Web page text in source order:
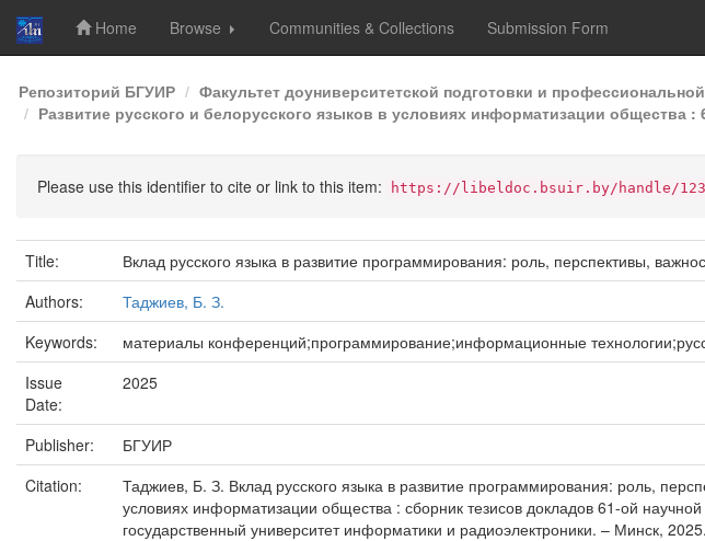
Skip
navigation
Home Browse Communities & Collections Submission Form
Репозиторий БГУИР Факультет доуниверситетской подготовки и
Развитие русского и белорусского языков в условиях информатизации общества
Please use this identifier to cite or link to this item: https://libeldoc.bsuir.by/handle/
Title:
Вклад русского языка в развитие программирования: роль, перспективы,
Authors:
Таджиев, Б. З.
Keywords:
материалы конференций;программирование;информационные
Issue
Date:
2025
Publisher:
БГУИР
Citation:
Таджиев, Б. З. Вклад русского языка в развитие программирования: роль,
условиях информатизации общества : сборник тезисов докладов 61-ой
государственный университет информатики и радиоэлектроники. – Минск,